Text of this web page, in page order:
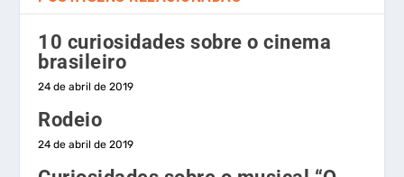
10 curiosidades sobre o cinema
brasileiro
24 de abril de 2019
Rodeio
24 de abril de 2019